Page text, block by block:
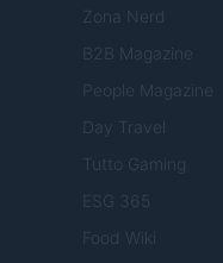
Zona Nerd
B2B Magazine
People Magazine
Day Travel
Tutto Gaming
ESG 365
Food Wiki